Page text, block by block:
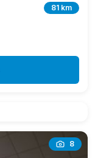
81 km
8